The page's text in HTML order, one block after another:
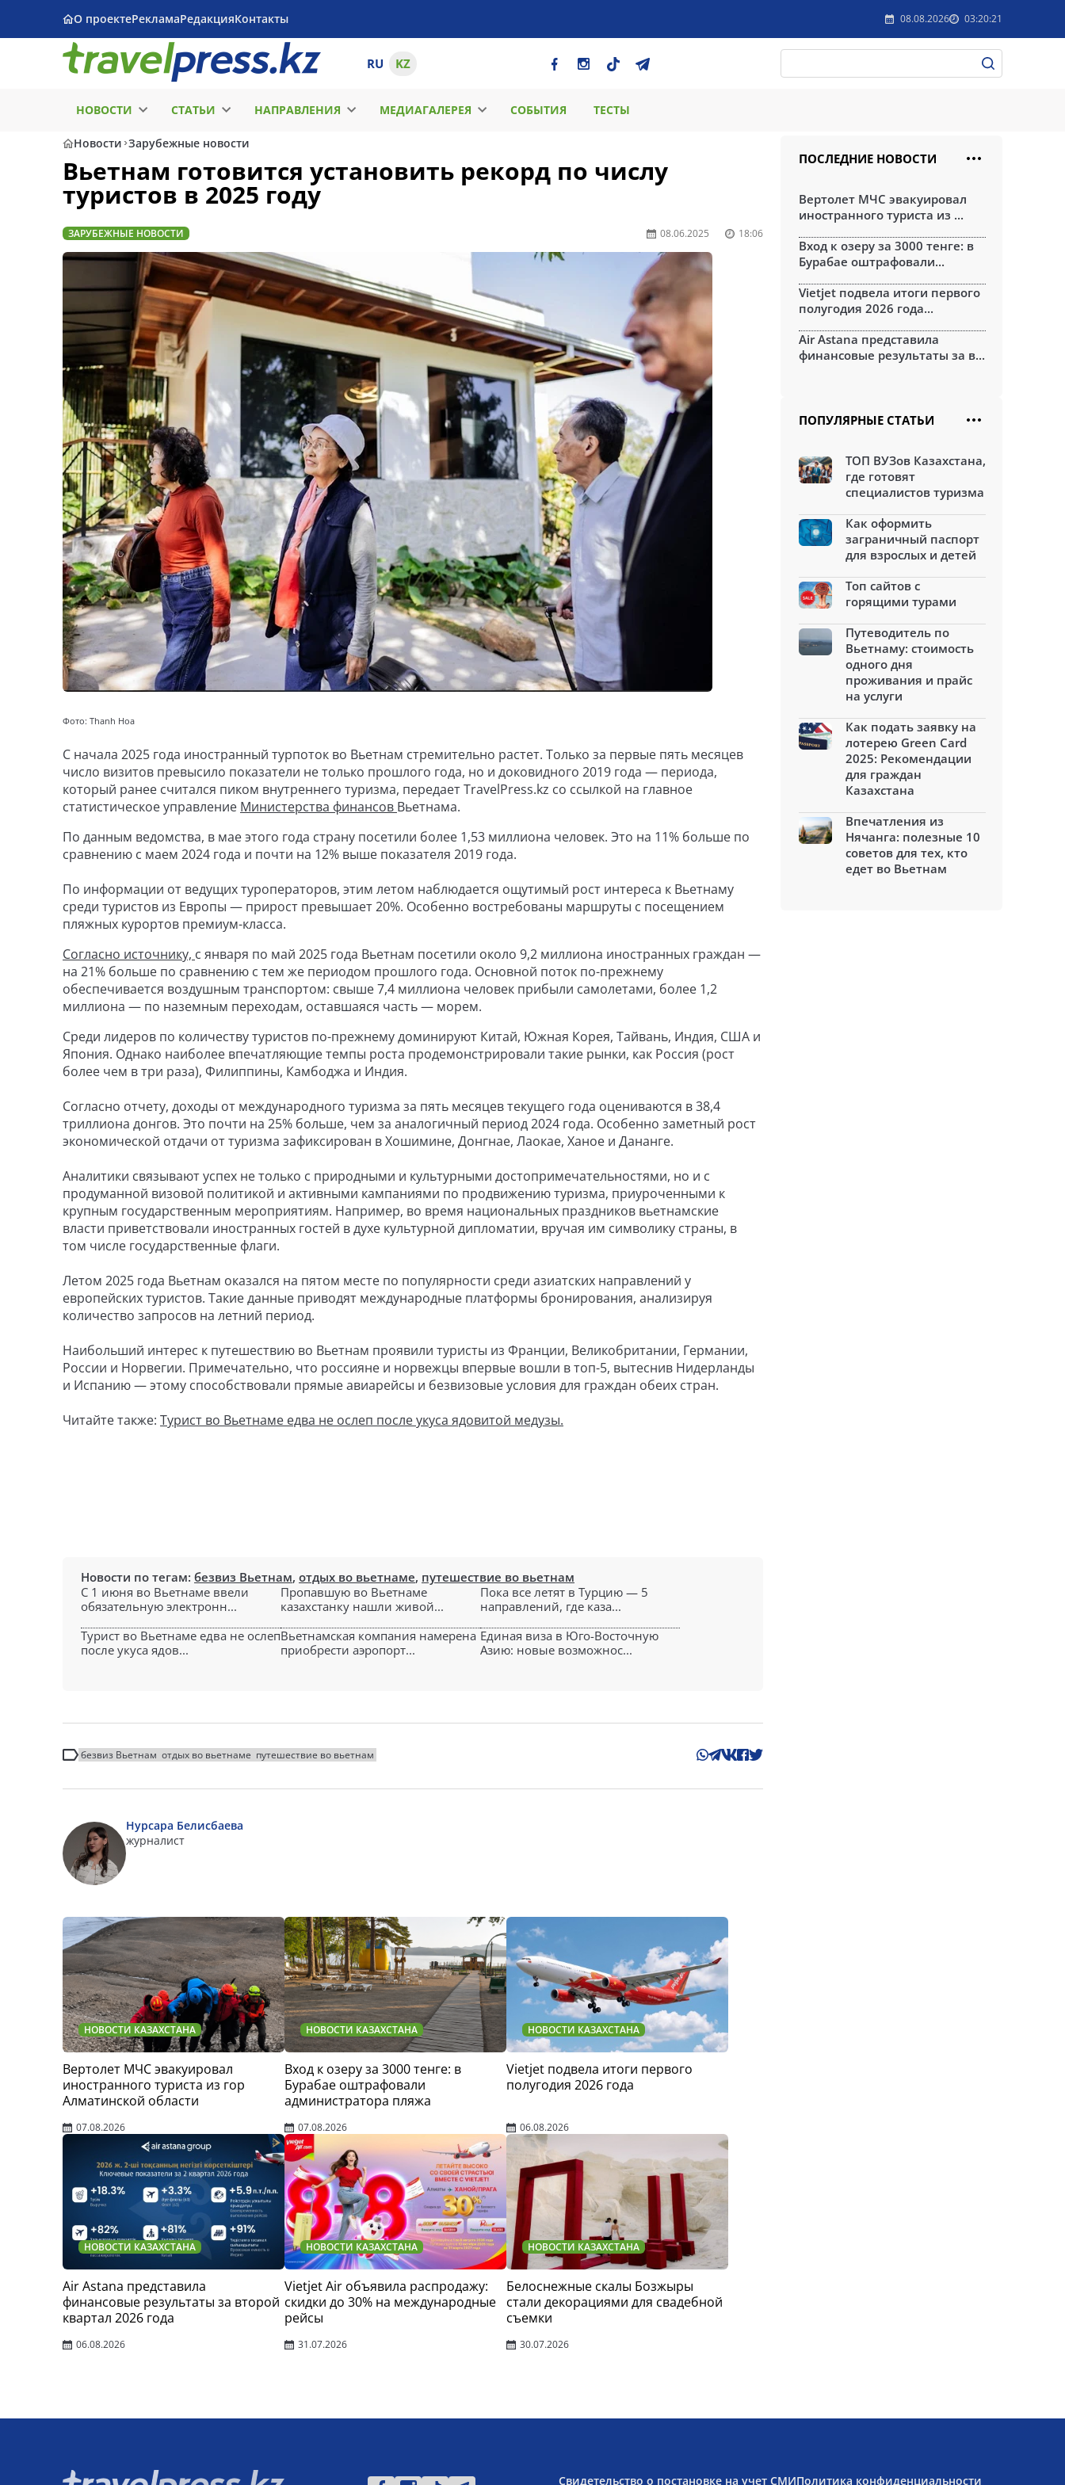
О проектеРекламаРедакцияКонтакты 08.08.2026 03:20:21
RU KZ
НОВОСТИ СТАТЬИ НАПРАВЛЕНИЯ МЕДИАГАЛЕРЕЯ СОБЫТИЯ ТЕСТЫ
Новости Зарубежные новости
Вьетнам готовится установить рекорд по числу
туристов в 2025 году
ЗАРУБЕЖНЫЕ НОВОСТИ 08.06.2025 18:06
Фото: Thanh Hoa
С начала 2025 года иностранный турпоток во Вьетнам стремительно растет. Только за первые пять месяцев
число визитов превысило показатели не только прошлого года, но и доковидного 2019 года — периода,
который ранее считался пиком внутреннего туризма, передает TravelPress.kz со ссылкой на главное
статистическое управление Министерства финансов Вьетнама.
По данным ведомства, в мае этого года страну посетили более 1,53 миллиона человек. Это на 11% больше по
сравнению с маем 2024 года и почти на 12% выше показателя 2019 года.
По информации от ведущих туроператоров, этим летом наблюдается ощутимый рост интереса к Вьетнаму
среди туристов из Европы — прирост превышает 20%. Особенно востребованы маршруты с посещением
пляжных курортов премиум-класса.
Согласно источнику, с января по май 2025 года Вьетнам посетили около 9,2 миллиона иностранных граждан —
на 21% больше по сравнению с тем же периодом прошлого года. Основной поток по-прежнему
обеспечивается воздушным транспортом: свыше 7,4 миллиона человек прибыли самолетами, более 1,2
миллиона — по наземным переходам, оставшаяся часть — морем.
Среди лидеров по количеству туристов по-прежнему доминируют Китай, Южная Корея, Тайвань, Индия, США и
Япония. Однако наиболее впечатляющие темпы роста продемонстрировали такие рынки, как Россия (рост
более чем в три раза), Филиппины, Камбоджа и Индия.
Согласно отчету, доходы от международного туризма за пять месяцев текущего года оцениваются в 38,4
триллиона донгов. Это почти на 25% больше, чем за аналогичный период 2024 года. Особенно заметный рост
экономической отдачи от туризма зафиксирован в Хошимине, Донгнае, Лаокае, Ханое и Дананге.
Аналитики связывают успех не только с природными и культурными достопримечательностями, но и с
продуманной визовой политикой и активными кампаниями по продвижению туризма, приуроченными к
крупным государственным мероприятиям. Например, во время национальных праздников вьетнамские
власти приветствовали иностранных гостей в духе культурной дипломатии, вручая им символику страны, в
том числе государственные флаги.
Летом 2025 года Вьетнам оказался на пятом месте по популярности среди азиатских направлений у
европейских туристов. Такие данные приводят международные платформы бронирования, анализируя
количество запросов на летний период.
Наибольший интерес к путешествию во Вьетнам проявили туристы из Франции, Великобритании, Германии,
России и Норвегии. Примечательно, что россияне и норвежцы впервые вошли в топ-5, вытеснив Нидерланды
и Испанию — этому способствовали прямые авиарейсы и безвизовые условия для граждан обеих стран.
Читайте также: Турист во Вьетнаме едва не ослеп после укуса ядовитой медузы.
Новости по тегам: безвиз Вьетнам, отдых во вьетнаме, путешествие во вьетнам
С 1 июня во Вьетнаме ввели
обязательную электронн...
Пропавшую во Вьетнаме
казахстанку нашли живой...
Пока все летят в Турцию — 5
направлений, где каза...
Турист во Вьетнаме едва не ослеп
после укуса ядов...
Вьетнамская компания намерена
приобрести аэропорт...
Единая виза в Юго-Восточную
Азию: новые возможнос...
безвиз Вьетнам отдых во вьетнаме путешествие во вьетнам
Нурсара Белисбаева
журналист
НОВОСТИ КАЗАХСТАНА
Вертолет МЧС эвакуировал
иностранного туриста из гор
Алматинской области
07.08.2026
НОВОСТИ КАЗАХСТАНА
Вход к озеру за 3000 тенге: в
Бурабае оштрафовали
администратора пляжа
07.08.2026
НОВОСТИ КАЗАХСТАНА
Vietjet подвела итоги первого
полугодия 2026 года
06.08.2026
НОВОСТИ КАЗАХСТАНА
Air Astana представила
финансовые результаты за второй
квартал 2026 года
06.08.2026
НОВОСТИ КАЗАХСТАНА
Vietjet Air объявила распродажу:
скидки до 30% на международные
рейсы
31.07.2026
НОВОСТИ КАЗАХСТАНА
Белоснежные скалы Бозжыры
стали декорациями для свадебной
съемки
30.07.2026
ПОСЛЕДНИЕ НОВОСТИ
Вертолет МЧС эвакуировал
иностранного туриста из ...
Вход к озеру за 3000 тенге: в
Бурабае оштрафовали...
Vietjet подвела итоги первого
полугодия 2026 года...
Air Astana представила
финансовые результаты за в...
ПОПУЛЯРНЫЕ СТАТЬИ
ТОП ВУЗов Казахстана,
где готовят
специалистов туризма
Как оформить
заграничный паспорт
для взрослых и детей
Топ сайтов с
горящими турами
Путеводитель по
Вьетнаму: стоимость
одного дня
проживания и прайс
на услуги
Как подать заявку на
лотерею Green Card
2025: Рекомендации
для граждан
Казахстана
Впечатления из
Нячанга: полезные 10
советов для тех, кто
едет во Вьетнам
Свидетельство о постановке на учет СМИПолитика конфиденциальности